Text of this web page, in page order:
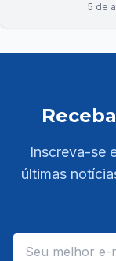
5 de
Inscreva-se
últimas